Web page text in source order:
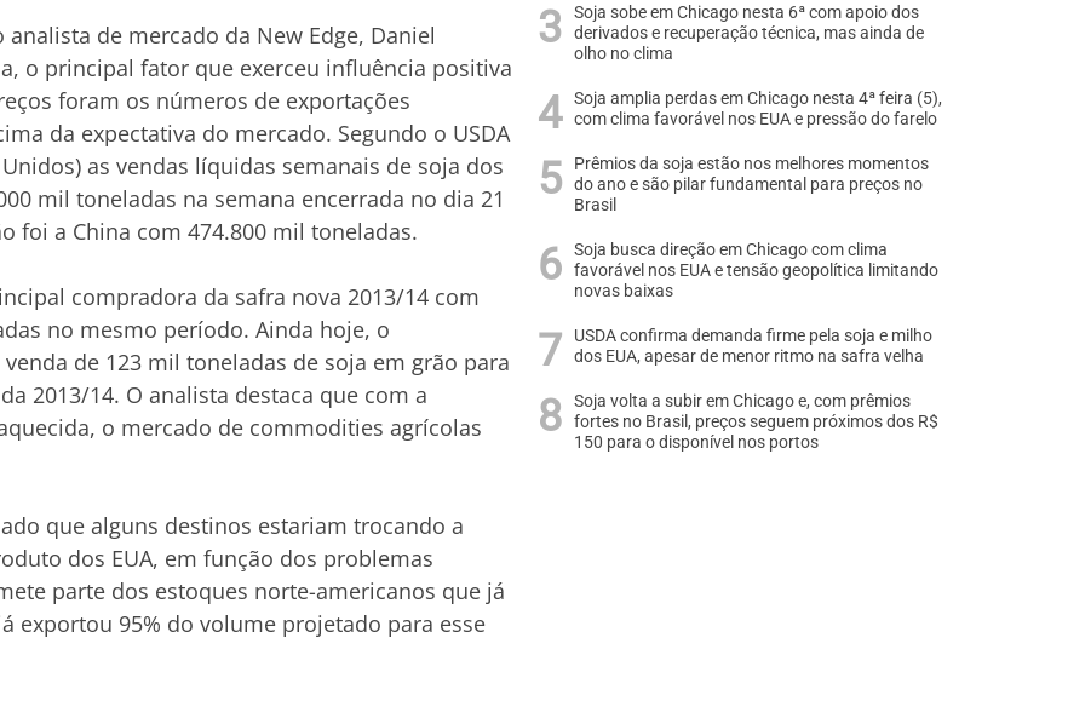
analista de mercado da New Edge, Daniel
o principal fator que exerceu influência positiva
foram os números de exportações
da expectativa do mercado. Segundo o USDA
as vendas líquidas semanais de soja dos
mil toneladas na semana encerrada no dia 21
foi a China com 474.800 mil toneladas.
compradora da safra nova 2013/14 com
no mesmo período. Ainda hoje, o
de 123 mil toneladas de soja em grão para
2013/14. O analista destaca que com a
o mercado de commodities agrícolas
que alguns destinos estariam trocando a
dos EUA, em função dos problemas
parte dos estoques norte-americanos que já
exportou 95% do volume projetado para esse
Soja sobe em Chicago nesta 6ª com apoio dos
derivados e recuperação técnica, mas ainda de
olho no clima
Soja amplia perdas em Chicago nesta 4ª feira (5),
com clima favorável nos EUA e pressão do farelo
Prêmios da soja estão nos melhores momentos
do ano e são pilar fundamental para preços no
Brasil
Soja busca direção em Chicago com clima
favorável nos EUA e tensão geopolítica limitando
novas baixas
USDA confirma demanda firme pela soja e milho
dos EUA, apesar de menor ritmo na safra velha
Soja volta a subir em Chicago e, com prêmios
fortes no Brasil, preços seguem próximos dos R$
150 para o disponível nos portos